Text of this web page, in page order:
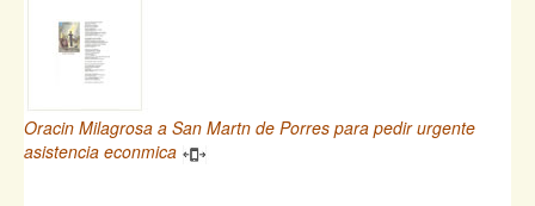
Oracin Milagrosa a San Martn de Porres para pedir urgente
asistencia econmica